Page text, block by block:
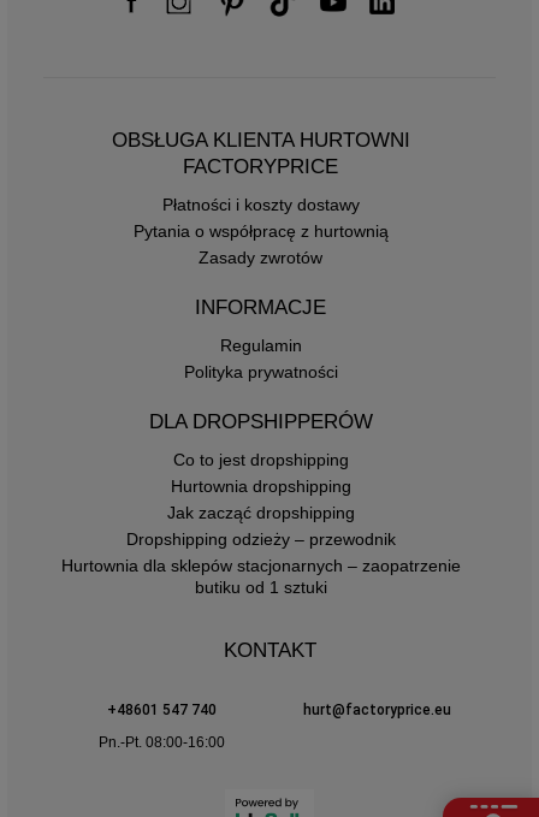
OBSŁUGA KLIENTA HURTOWNI
FACTORYPRICE
Płatności i koszty dostawy
Pytania o współpracę z hurtownią
Zasady zwrotów
INFORMACJE
Regulamin
Polityka prywatności
DLA DROPSHIPPERÓW
Co to jest dropshipping
Hurtownia dropshipping
Jak zacząć dropshipping
Dropshipping odzieży – przewodnik
Hurtownia dla sklepów stacjonarnych – zaopatrzenie
butiku od 1 sztuki
KONTAKT
+48601 547 740
hurt@factoryprice.eu
Pn.-Pt. 08:00-16:00